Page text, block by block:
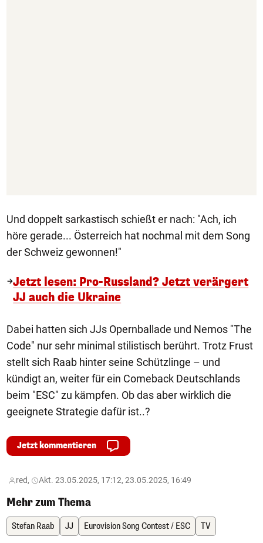
Und doppelt sarkastisch schießt er nach: "Ach, ich
höre gerade... Österreich hat nochmal mit dem Song
der Schweiz gewonnen!"
Jetzt lesen: Pro-Russland? Jetzt verärgert
JJ auch die Ukraine
Dabei hatten sich JJs Opernballade und Nemos "The
Code" nur sehr minimal stilistisch berührt. Trotz Frust
stellt sich Raab hinter seine Schützlinge – und
kündigt an, weiter für ein Comeback Deutschlands
beim "ESC" zu kämpfen. Ob das aber wirklich die
geeignete Strategie dafür ist..?
Jetzt kommentieren
red, Akt. 23.05.2025, 17:12, 23.05.2025, 16:49
Mehr zum Thema
Stefan Raab JJ Eurovision Song Contest / ESC TV